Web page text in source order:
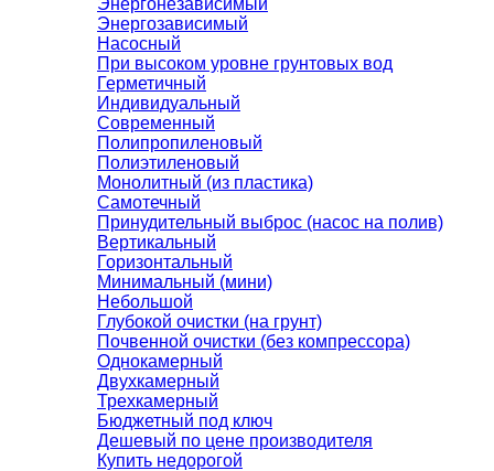
Энергонезависимый
Энергозависимый
Насосный
При высоком уровне грунтовых вод
Герметичный
Индивидуальный
Современный
Полипропиленовый
Полиэтиленовый
Монолитный (из пластика)
Самотечный
Принудительный выброс (насос на полив)
Вертикальный
Горизонтальный
Минимальный (мини)
Небольшой
Глубокой очистки (на грунт)
Почвенной очистки (без компрессора)
Однокамерный
Двухкамерный
Трехкамерный
Бюджетный под ключ
Дешевый по цене производителя
Купить недорогой